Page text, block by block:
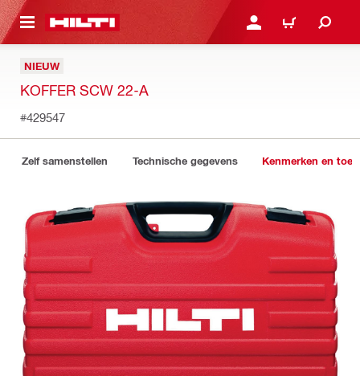
HOOFDINHOUD LOG IN OF REGISTREER
WINKELWAGEN
NIEUW
KOFFER SCW 22-A
#429547
Zelf samenstellen Technische gegevens Kenmerken en